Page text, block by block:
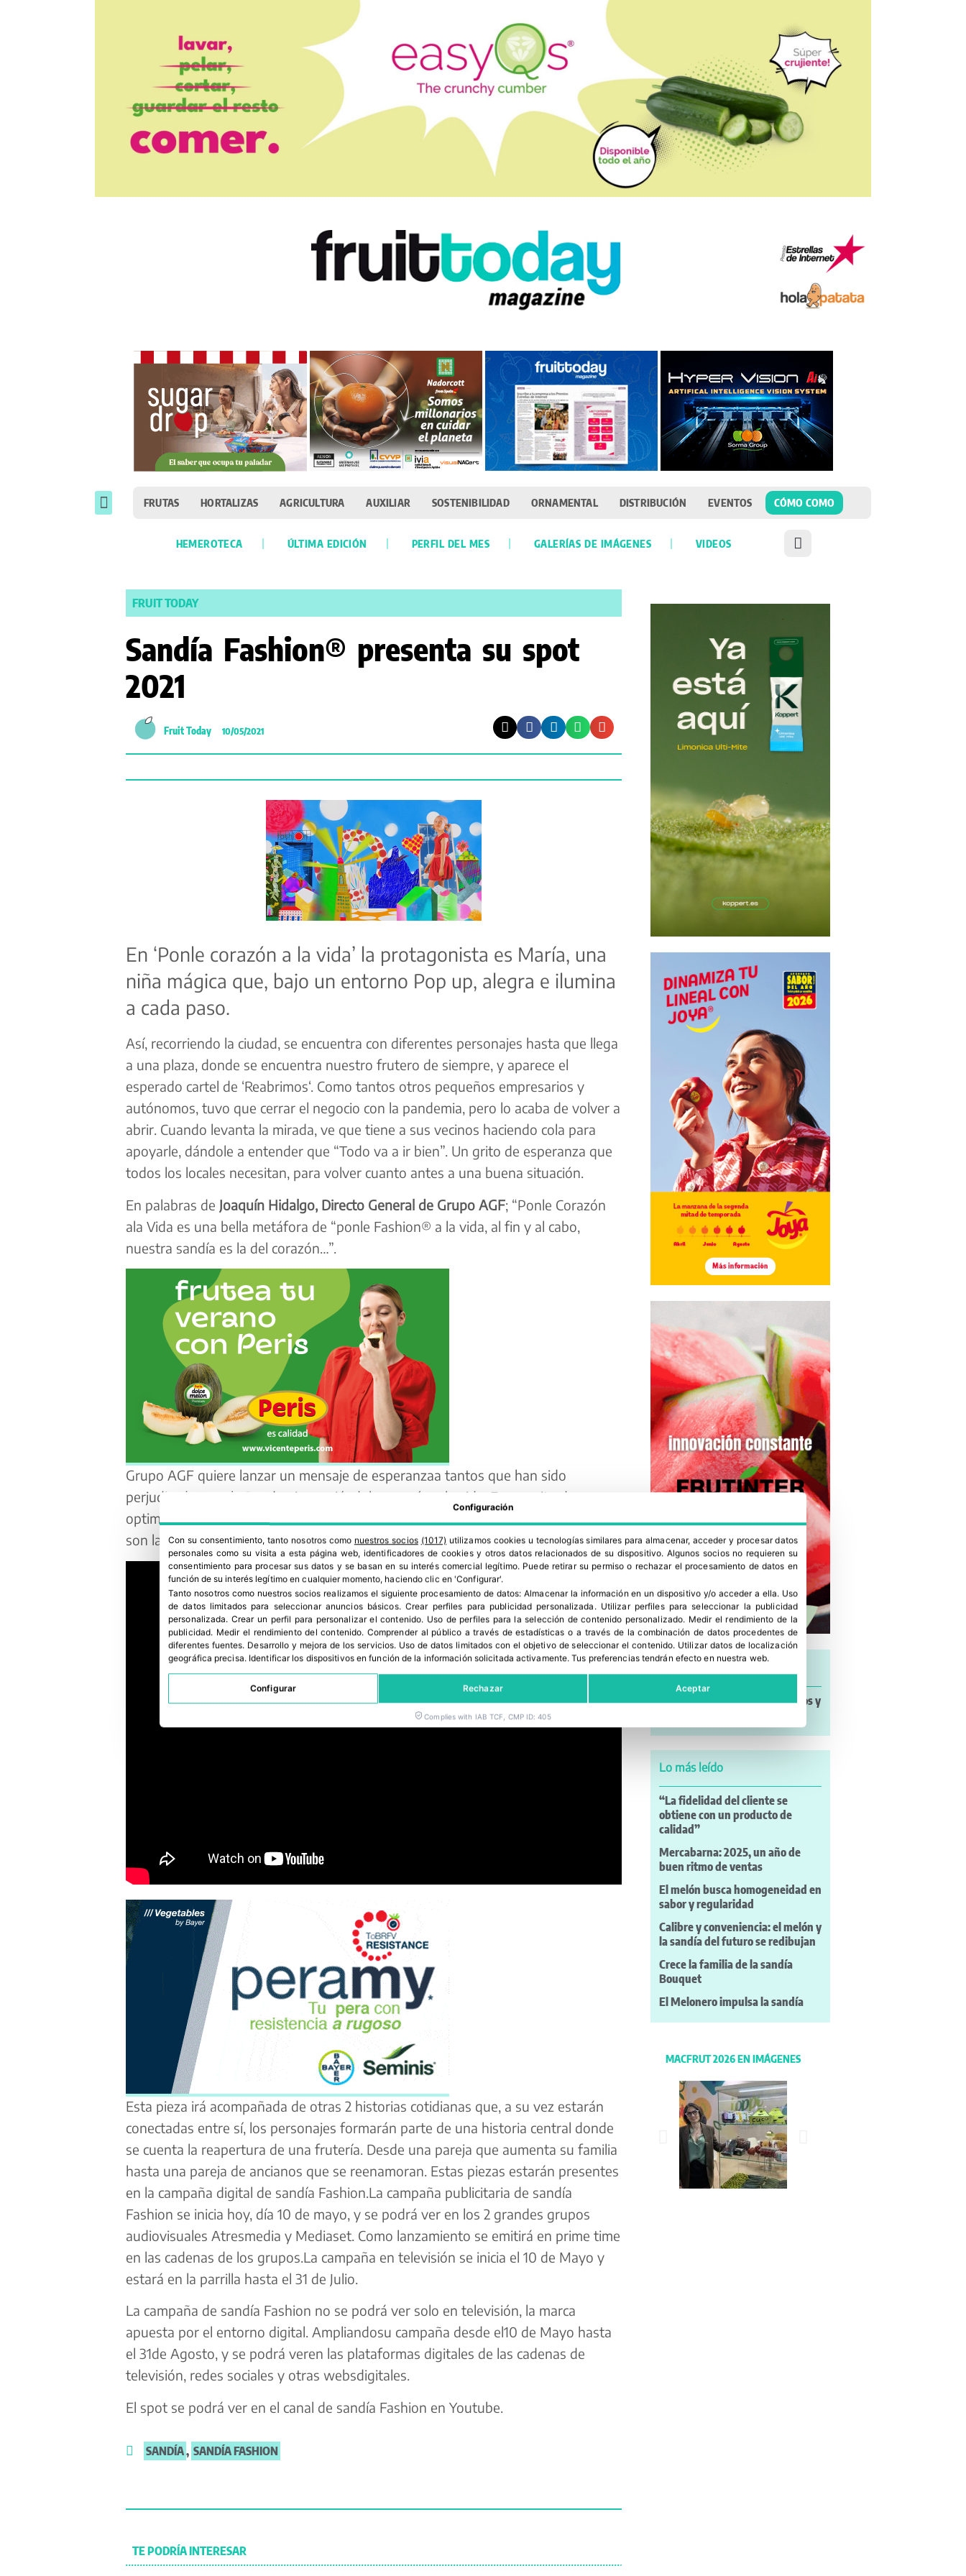
FRUTAS HORTALIZAS AGRICULTURA AUXILIAR SOSTENIBILIDAD ORNAMENTAL DISTRIBUCIÓN EVENTOS CÓMO COMO
HEMEROTECA ÚLTIMA EDICIÓN PERFIL DEL MES GALERÍAS DE IMÁGENES VIDEOS
FRUIT TODAY
Sandía Fashion® presenta su spot
2021
Fruit Today 10/05/2021
En ‘Ponle corazón a la vida’ la protagonista es María, una
niña mágica que, bajo un entorno Pop up, alegra e ilumina
a cada paso.
Así, recorriendo la ciudad, se encuentra con diferentes personajes hasta que llega
a una plaza, donde se encuentra nuestro frutero de siempre, y aparece el
esperado cartel de ‘Reabrimos‘. Como tantos otros pequeños empresarios y
autónomos, tuvo que cerrar el negocio con la pandemia, pero lo acaba de volver a
abrir. Cuando levanta la mirada, ve que tiene a sus vecinos haciendo cola para
apoyarle, dándole a entender que “Todo va a ir bien”. Un grito de esperanza que
todos los locales necesitan, para volver cuanto antes a una buena situación.
En palabras de Joaquín Hidalgo, Directo General de Grupo AGF; “Ponle Corazón
ala Vida es una bella metáfora de “ponle Fashion® a la vida, al fin y al cabo,
nuestra sandía es la del corazón…”.
Grupo AGF quiere lanzar un mensaje de esperanzaa tantos que han sido
perjudicad
por la Pandemia, poniéndole corazón a la vida. Es un grito
de
optimismo, donde elmundo se convierte en mágico. El color y las ganas de vivir
son las señas de identidad de la nueva imagen audiovisual de sandía Fashion.
Esta pieza irá acompañada de otras 2 historias cotidianas que, a su vez estarán
conectadas entre sí, los personajes formarán parte de una historia central donde
se cuenta la reapertura de una frutería. Desde una pareja que aumenta su familia
hasta una pareja de ancianos que se reenamoran. Estas piezas estarán presentes
en la campaña digital de sandía Fashion.La campaña publicitaria de sandía
Fashion se inicia hoy, día 10 de mayo, y se podrá ver en los 2 grandes grupos
audiovisuales Atresmedia y Mediaset. Como lanzamiento se emitirá en prime time
en las cadenas de los grupos.La campaña en televisión se inicia el 10 de Mayo y
estará en la parrilla hasta el 31 de Julio.
La campaña de sandía Fashion no se podrá ver solo en televisión, la marca
apuesta por el entorno digital. Ampliandosu campaña desde el10 de Mayo hasta
el 31de Agosto, y se podrá veren las plataformas digitales de las cadenas de
televisión, redes sociales y otras websdigitales.
El spot se podrá ver en el canal de sandía Fashion en Youtube.
SANDÍA, SANDÍA FASHION
TE PODRÍA INTERESAR
Noticias a mi Manera: incendios y
Lo más leído
“La fidelidad del cliente se
obtiene con un producto de
calidad”
Mercabarna: 2025, un año de
buen ritmo de ventas
El melón busca homogeneidad en
sabor y regularidad
Calibre y conveniencia: el melón y
la sandía del futuro se redibujan
Crece la familia de la sandía
Bouquet
El Melonero impulsa la sandía
MACFRUT 2026 EN IMÁGENES
Configuración
Con su consentimiento, tanto nosotros como nuestros socios (1017) utilizamos cookies u tecnologías similares para almacenar, acceder y procesar datos
personales como su visita a esta página web, identificadores de cookies y otros datos relacionados de su dispositivo. Algunos socios no requieren su
consentimiento para procesar sus datos y se basan en su interés comercial legítimo. Puede retirar su permiso o rechazar el procesamiento de datos en
función de su interés legítimo en cualquier momento, haciendo clic en 'Configurar'.
Tanto nosotros como nuestros socios realizamos el siguiente procesamiento de datos:Almacenar la información en un dispositivo y/o acceder a ella. Uso
de datos limitados para seleccionar anuncios básicos. Crear perfiles para publicidad personalizada . Utilizar perfiles para seleccionar la publicidad
personalizada. Crear un perfil para personalizar el contenido. Uso de perfiles para la selección de contenido personalizado. Medir el rendimiento de la
publicidad. Medir el rendimiento del contenido. Comprender al público a través de estadísticas o a través de la combinación de datos procedentes de
diferentes fuentes. Desarrollo y mejora de los servicios. Uso de datos limitados con el objetivo de seleccionar el contenido. Utilizar datos de localización
geográfica precisa. Identificar los dispositivos en función de la información solicitada activamente.Tus preferencias tendrán efecto en nuestra web.
Configurar Rechazar Aceptar
Complies with IAB TCF, CMP ID: 405